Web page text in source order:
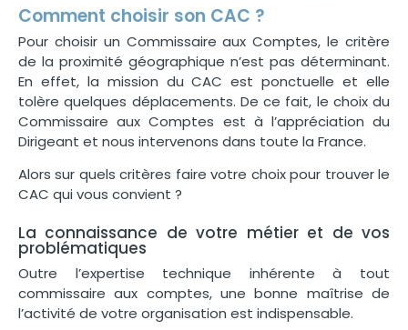
Comment choisir son CAC ?
Pour choisir un Commissaire aux Comptes, le critère
de la proximité géographique n’est pas déterminant.
En effet, la mission du CAC est ponctuelle et elle
tolère quelques déplacements. De ce fait, le choix du
Commissaire aux Comptes est à l’appréciation du
Dirigeant et nous intervenons dans toute la France.
Alors sur quels critères faire votre choix pour trouver le
CAC qui vous convient ?
La connaissance de votre métier et de vos
problématiques
Outre l’expertise technique inhérente à tout
commissaire aux comptes, une bonne maîtrise de
l’activité de votre organisation est indispensable.